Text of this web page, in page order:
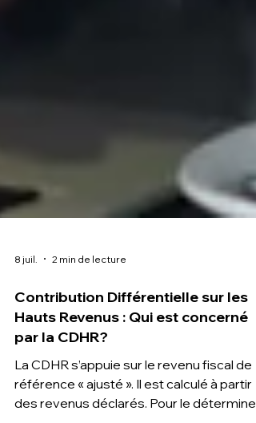
Contribution Différentielle sur les
Hauts Revenus : Qui est concerné
par la CDHR?
La CDHR s’appuie sur le revenu fiscal de
référence « ajusté ». Il est calculé à partir